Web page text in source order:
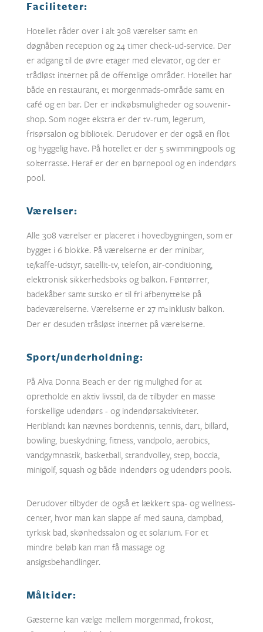
Faciliteter:
Hotellet råder over i alt 308 værelser samt en
døgnåben reception og 24 timer check-ud-service. Der
er adgang til de øvre etager med elevator, og der er
trådløst internet på de offentlige områder. Hotellet har
både en restaurant, et morgenmads-område samt en
café og en bar. Der er indkøbsmuligheder og souvenir-
shop. Som noget ekstra er der tv-rum, legerum,
frisørsalon og bibliotek. Derudover er der også en flot
og hyggelig have. På hotellet er der 5 swimmingpools og
solterrasse. Heraf er der en børnepool og en indendørs
pool.
Værelser:
Alle 308 værelser er placeret i hovedbygningen, som er
bygget i 6 blokke. På værelserne er der minibar,
te/kaffe-udstyr, satellit-tv, telefon, air-conditioning,
elektronisk sikkerhedsboks og balkon. Føntørrer,
badekåber samt sutsko er til fri afbenyttelse på
badeværelserne. Værelserne er 27 m2inklusiv balkon.
Der er desuden tråsløst internet på værelserne.
Sport/underholdning:
På Alva Donna Beach er der rig mulighed for at
opretholde en aktiv livsstil, da de tilbyder en masse
forskellige udendørs - og indendørsaktiviteter.
Heriblandt kan nævnes bordtennis, tennis, dart, billard,
bowling, bueskydning, fitness, vandpolo, aerobics,
vandgymnastik, basketball, strandvolley, step, boccia,
minigolf, squash og både indendørs og udendørs pools.
Derudover tilbyder de også et lækkert spa- og wellness-
center, hvor man kan slappe af med sauna, dampbad,
tyrkisk bad, skønhedssalon og et solarium. For et
mindre beløb kan man få massage og
ansigtsbehandlinger.
Måltider:
Gæsterne kan vælge mellem morgenmad, frokost,